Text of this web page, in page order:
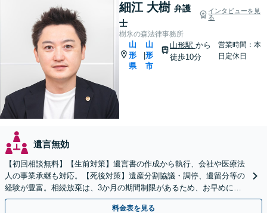
細江 大樹 弁護
士
インタビューを見
る
樹氷の森法律事務所
山
形
県
山
形
市
山形駅 から
徒歩10分
営業時間：本
日定休日
遺言無効
【初回相談無料】【生前対策】遺言書の作成から執行、会社や医療法
人の事業承継も対応。【死後対策】遺産分割協議・調停、遺留分等の
経験が豊富。相続放棄は、3か月の期間制限があるため、お早めにご
相談ください。【オンライン面談可】【無料駐車場あり】
料金表を見る